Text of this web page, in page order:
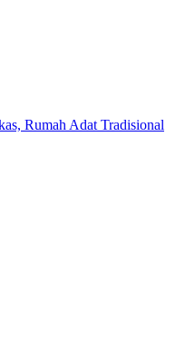
Rumah Adat Tradisional